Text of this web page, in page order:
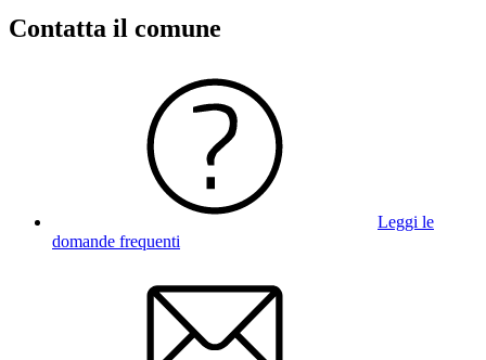
Contatta il comune
Leggi le
domande frequenti